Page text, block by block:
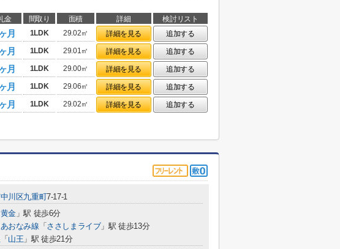
金 間取り 面積 詳細
検討リスト
月 1LDK 29.02㎡ 詳細を見る
追加する
月 1LDK 29.01㎡ 詳細を見る
追加する
月 1LDK 29.00㎡ 詳細を見る
追加する
月 1LDK 29.06㎡ 詳細を見る
追加する
月 1LDK 29.02㎡ 詳細を見る 追加する
川区九重町7-17-1
黄金」駅 徒歩6分
おなみ線 「 ささしまライブ」駅 徒歩13分
「 山王 」駅 徒歩21分